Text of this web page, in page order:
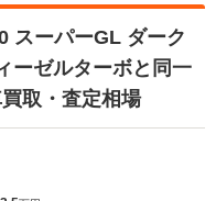
スーパーGL ダーク
ーゼルターボと同一
取・査定相場